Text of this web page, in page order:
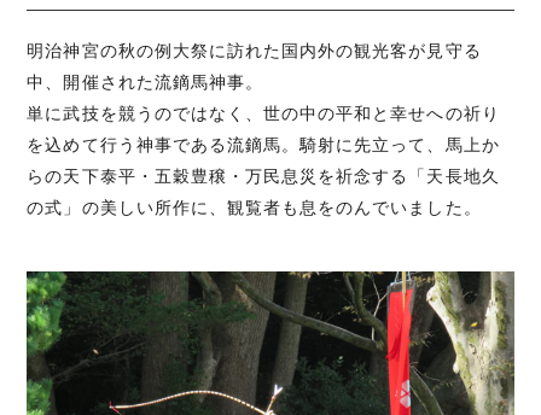
明治神宮の秋の例大祭に訪れた国内外の観光客が見守る
中、開催された流鏑馬神事。
単に武技を競うのではなく、世の中の平和と幸せへの祈り
を込めて行う神事である流鏑馬。騎射に先立って、馬上か
らの天下泰平・五穀豊穣・万民息災を祈念する「天長地久
の式」の美しい所作に、観覧者も息をのんでいました。